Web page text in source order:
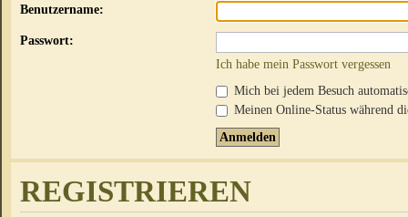
Benutzername:
Passwort:
Ich habe mein Passwort vergessen
Mich bei jedem Besuch
Meinen Online-Status während
REGISTRIEREN